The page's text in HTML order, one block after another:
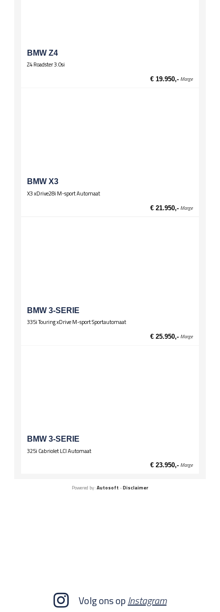
El. verstelbare spiegels
El. verstelbare spiegels, verwarmd
BMW Z4
Z4 Roadster 3.0si
€ 19.950,- Marge
BMW X3
X3 xDrive28i M-sport Automaat
€ 21.950,- Marge
BMW 3-SERIE
335i Touring xDrive M-sport Sportautomaat
€ 25.950,- Marge
BMW 3-SERIE
325i Cabriolet LCI Automaat
€ 23.950,- Marge
Powered by: Autosoft -Disclaimer
Volg ons opInstagram